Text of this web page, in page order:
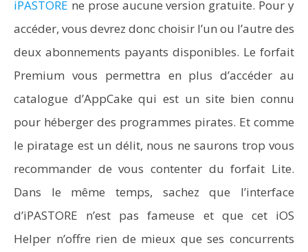
iPASTORE ne prose aucune version gratuite. Pour y
accéder, vous devrez donc choisir l’un ou l’autre des
deux abonnements payants disponibles. Le forfait
Premium vous permettra en plus d’accéder au
catalogue d’AppCake qui est un site bien connu
pour héberger des programmes pirates. Et comme
le piratage est un délit, nous ne saurons trop vous
recommander de vous contenter du forfait Lite.
Dans le même temps, sachez que l’interface
d’iPASTORE n’est pas fameuse et que cet iOS
Helper n’offre rien de mieux que ses concurrents